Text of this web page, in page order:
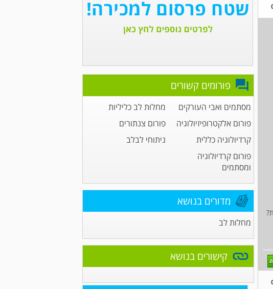
פורומים קשורים
מסתמים ואבי העורקים
מחלות לב כליליות
פורום אלקטרופיזיולוגיה
פורום צנתורים
קרדיולוגיה כללית
ניתוחי לבלב
פורום קרדיולוגיה
ומסתמים
מדורים בנושא
מחלות לב
קישורים בנושא